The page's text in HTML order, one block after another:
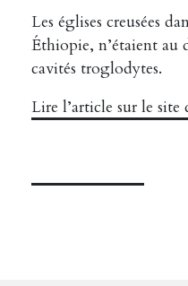
Les églises creusées
Éthiopie, n’étaient au
cavités troglodytes.
Lire l’article sur le site